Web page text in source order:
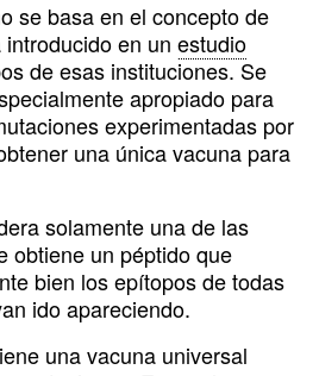
se basa en el concepto de
en un estudio
de esas instituciones. Se
apropiado para
experimentadas por
una única vacuna para
solamente una de las
obtiene un péptido que
bien los epítopos de todas
ido apareciendo.
una vacuna universal